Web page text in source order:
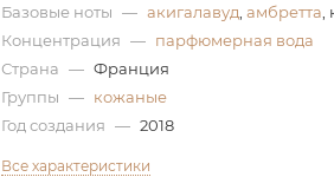
Базовые ноты — акигалавуд амбретта
Концентрация — парфюмерная вода
Страна — Франция
Группы — кожаные
Год создания — 2018
Все характеристики